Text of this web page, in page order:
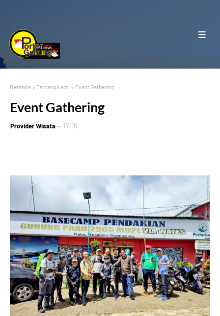
Beranda Tentang Kami Event Gathering
Event Gathering
Provider Wisata 17.05